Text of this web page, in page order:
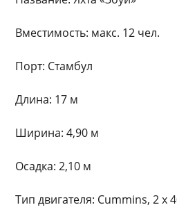
Вместимость: макс. 12 чел.
Порт: Стамбул
Длина: 17 м
Ширина: 4,90 м
Осадка: 2,10 м
Тип двигателя: Cummins, 2 x